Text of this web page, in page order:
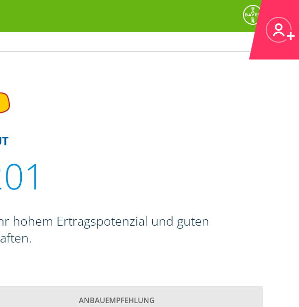
hohem Ertragspotenzial und guten
ANBAUEMPFEHLUNG